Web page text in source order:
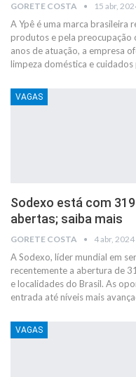
GORETE COSTA 15 abr,
A Ypê é uma marca brasileira
produtos e pela preocupação
anos de atuação, a empresa
limpeza doméstica e
VAGAS
Sodexo está com 319
abertas; saiba mais
GORETE COSTA 4 abr, 2024
A Sodexo, líder mundial em
recentemente a abertura de
e localidades do Brasil. As
entrada até níveis mais
VAGAS